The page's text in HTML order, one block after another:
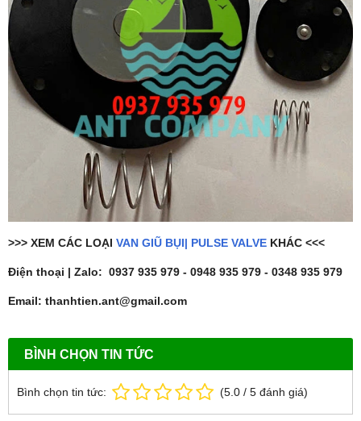
>>> XEM CÁC LOẠI VAN GIŨ BỤI| PULSE VALVE KHÁC <<<
Điện thoại | Zalo: 0937 935 979 - 0948 935 979 - 0348 935 979
Email: thanhtien.ant@gmail.com
BÌNH CHỌN TIN TỨC
Bình chọn tin tức: (5.0 / 5 đánh giá)